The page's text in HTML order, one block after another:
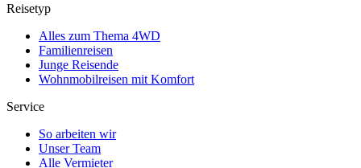
Reisetyp
Alles zum Thema 4WD
Familienreisen
Junge Reisende
Wohnmobilreisen mit Komfort
Service
So arbeiten wir
Unser Team
Alle Vermieter